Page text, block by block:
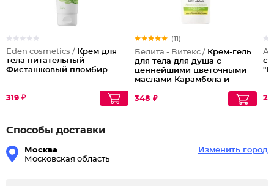
Eden cosmetics / Крем для
тела питательный
Фисташковый пломбир
319 ₽
(11)
Белита - Витекс / Крем-гель
для тела для душа с
ценнейшими цветочными
маслами Карамбола и
Fresh
348 ₽
Способы доставки
Москва
Московская область
Изменить город